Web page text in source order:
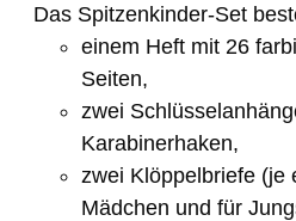
Das Spitzenkinder-Set
einem Heft mit 26
Seiten,
zwei
Karabinerhaken,
zwei Klöppelbriefe (je
Mädchen und für